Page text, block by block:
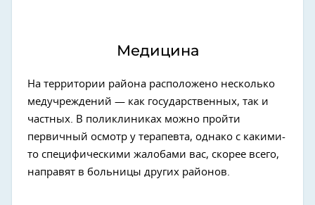
Медицина
На территории района расположено несколько
медучреждений — как государственных, так и
частных. В поликлиниках можно пройти
первичный осмотр у терапевта, однако с какими-
то специфическими жалобами вас, скорее всего,
направят в больницы других районов.